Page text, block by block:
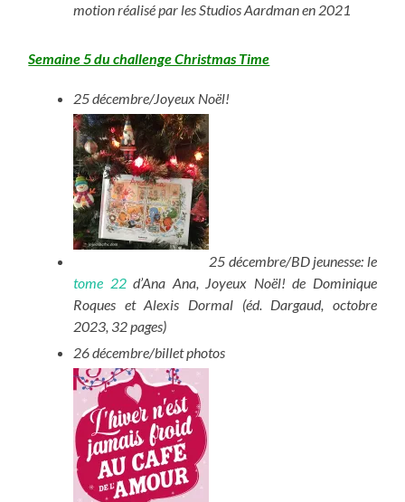
motion réalisé par les Studios Aardman en 2021
Semaine 5 du challenge Christmas Time
25 décembre/Joyeux Noël!
25 décembre/BD jeunesse: le
tome 22d’Ana Ana, Joyeux Noël! de Dominique
Roques et Alexis Dormal (éd. Dargaud, octobre
2023, 32 pages)
26 décembre/billet photos